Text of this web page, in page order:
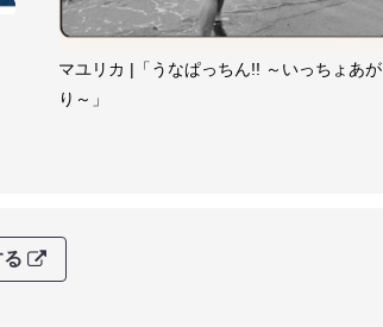
マユリカ |「うなぱっちん!! ～いっちょあが
り～」